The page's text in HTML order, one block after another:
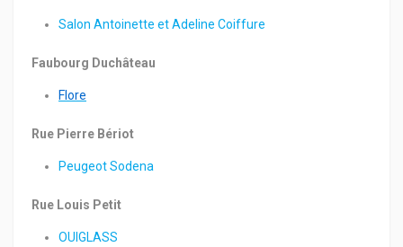
Salon Antoinette et Adeline Coiffure
Faubourg Duchâteau
Flore
Rue Pierre Bériot
Peugeot Sodena
Rue Louis Petit
OUIGLASS